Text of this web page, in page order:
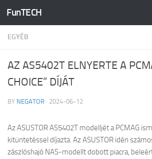
Skip to content
FunTECH
EGYÉB
AZ AS5402T ELNYERTE A
CHOICE” DÍJÁT
BY NEGATOR · 2024-06-12
Az ASUSTOR AS5402T modelljét a PCMAG
kitüntetéssel díjazta. Az ASUSTOR idén
zászlóshajó NAS-modellt dobott piacra,